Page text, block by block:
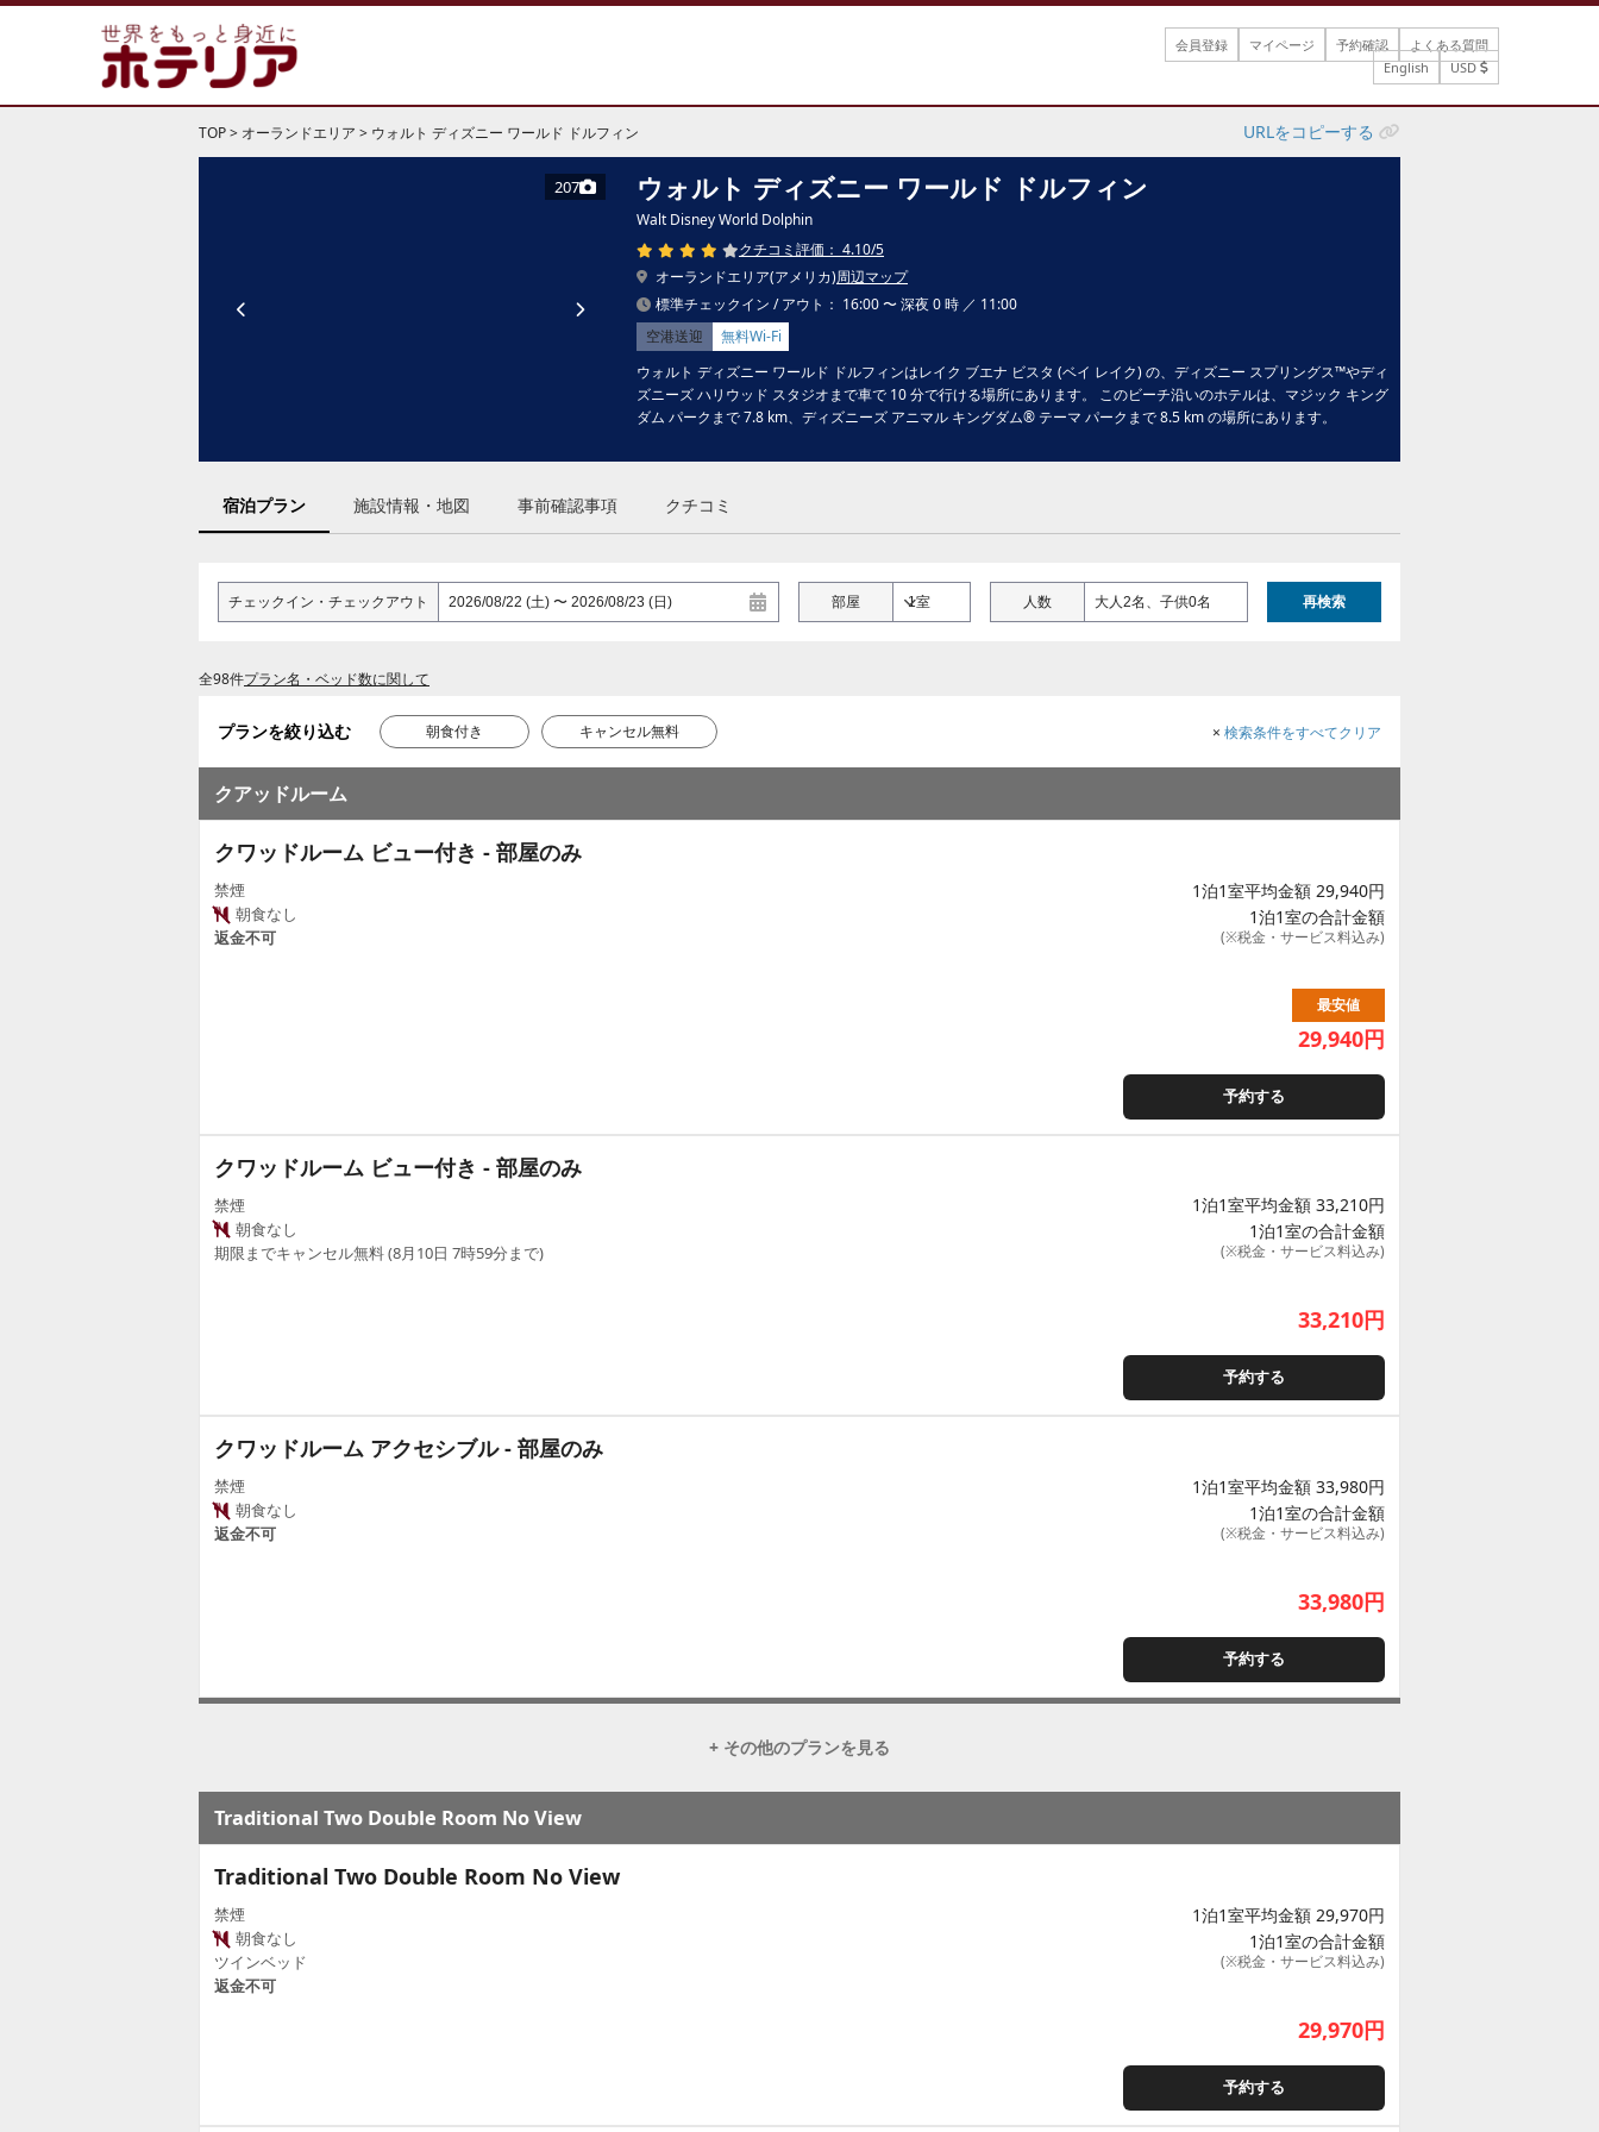
会員登録 マイページ 予約確認
よくある質問
English
USD
TOP> オーランドエリア > ウォルト ディズニー ワールド ドルフィン URLをコピーする
207 ウォルト ディズニー ワールド ドルフィン
Walt Disney World Dolphin
クチコミ評価： 4.10/5
オーランドエリア(アメリカ)周辺マップ
標準チェックイン / アウト： 16:00 〜 深夜 0 時 ／ 11:00
空港送迎
無料Wi-Fi
ウォルト ディズニー ワールド ドルフィンはレイク ブエナ ビスタ (ベイ レイク) の、ディズニー スプリングス™やディ
ズニーズ ハリウッド スタジオまで車で 10 分で行ける場所にあります。 このビーチ沿いのホテルは、マジック キング
ダム パークまで 7.8 km、ディズニーズ アニマル キングダム® テーマ パークまで 8.5 km の場所にあります。
宿泊プラン 施設情報・地図 事前確認事項 クチコミ
チェックイン ・ チェックアウト 部屋 人数 大人2名、子供0名 再検索
全98件プラン名・ベッド数に関して
プランを絞り込む 朝食付き キャンセル無料 × 検索条件をすべてクリア
クアッドルーム
クワッドルーム ビュー付き - 部屋のみ
禁煙
朝食なし
返金不可
1泊1室平均金額 29,940円
1泊1室の合計金額
(※税金・サービス料込み)
最安値
29,940円
予約する
クワッドルーム ビュー付き - 部屋のみ
禁煙
朝食なし
期限までキャンセル無料 (8月10日 7時59分まで)
1泊1室平均金額 33,210円
1泊1室の合計金額
(※税金・サービス料込み)
33,210円
予約する
クワッドルーム アクセシブル - 部屋のみ
禁煙
朝食なし
返金不可
1泊1室平均金額 33,980円
1泊1室の合計金額
(※税金・サービス料込み)
33,980円
予約する
+ その他のプランを見る
Traditional Two Double Room No View
Traditional Two Double Room No View
禁煙
朝食なし
ツインベッド
返金不可
1泊1室平均金額 29,970円
1泊1室の合計金額
(※税金・サービス料込み)
29,970円
予約する